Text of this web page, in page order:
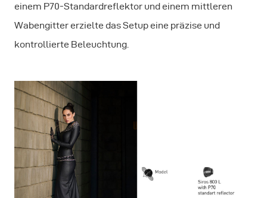
einem P70-Standardreflektor und einem mittleren
Wabengitter erzielte das Setup eine präzise und
kontrollierte Beleuchtung.